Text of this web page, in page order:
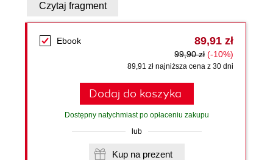
Czytaj fragment
Ebook 89,91 zł
99,90 zł (-10%)
89,91 zł najniższa cena z 30 dni
Dodaj do koszyka
Dostępny natychmiast po opłaceniu zakupu
lub
Kup na prezent